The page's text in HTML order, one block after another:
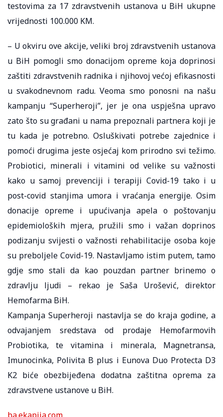
testovima za 17 zdravstvenih ustanova u BiH ukupne
vrijednosti 100.000 KM.
– U okviru ove akcije, veliki broj zdravstvenih ustanova
u BiH pomogli smo donacijom opreme koja doprinosi
zaštiti zdravstvenih radnika i njihovoj većoj efikasnosti
u svakodnevnom radu. Veoma smo ponosni na našu
kampanju “Superheroji”, jer je ona uspješna upravo
zato što su građani u nama prepoznali partnera koji je
tu kada je potrebno. Osluškivati potrebe zajednice i
pomoći drugima jeste osjećaj kom prirodno svi težimo.
Probiotici, minerali i vitamini od velike su važnosti
kako u samoj prevenciji i terapiji Covid-19 tako i u
post-covid stanjima umora i vraćanja energije. Osim
donacije opreme i upućivanja apela o poštovanju
epidemioloških mjera, pružili smo i važan doprinos
podizanju svijesti o važnosti rehabilitacije osoba koje
su preboljele Covid-19. Nastavljamo istim putem, tamo
gdje smo stali da kao pouzdan partner brinemo o
zdravlju ljudi – rekao je Saša Urošević, direktor
Hemofarma BiH.
Kampanja Superheroji nastavlja se do kraja godine, a
odvajanjem sredstava od prodaje Hemofarmovih
Probiotika, te vitamina i minerala, Magnetransa,
Imunocinka, Polivita B plus i Eunova Duo Protecta D3
K2 biće obezbijeđena dodatna zaštitna oprema za
zdravstvene ustanove u BiH.